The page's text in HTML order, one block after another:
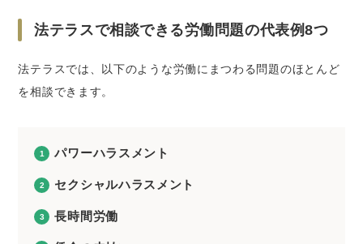
法テラスで相談できる労働問題の代表例8つ
法テラスでは、以下のような労働にまつわる問題のほとんど
を相談できます。
パワーハラスメント
セクシャルハラスメント
長時間労働